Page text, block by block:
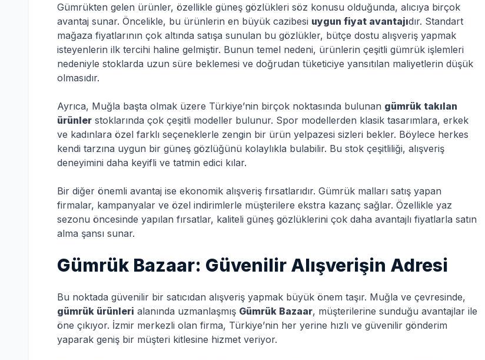
Gümrükten gelen ürünler, özellikle güneş gözlükleri söz konusu olduğunda, alıcıya birçok
avantaj sunar. Öncelikle, bu ürünlerin en büyük cazibesi uygun fiyat avantajıdır. Standart
mağaza fiyatlarının çok altında satışa sunulan bu gözlükler, bütçe dostu alışveriş yapmak
isteyenlerin ilk tercihi haline gelmiştir. Bunun temel nedeni, ürünlerin çeşitli gümrük işlemleri
nedeniyle stoklarda uzun süre beklemesi ve doğrudan tüketiciye yansıtılan maliyetlerin düşük
olmasıdır.
Ayrıca, Muğla başta olmak üzere Türkiye’nin birçok noktasında bulunan gümrük takılan
ürünler stoklarında çok çeşitli modeller bulunur. Spor modellerden klasik tasarımlara, erkek
ve kadınlara özel farklı seçeneklerle zengin bir ürün yelpazesi sizleri bekler. Böylece herkes
kendi tarzına uygun bir güneş gözlüğünü kolaylıkla bulabilir. Bu stok çeşitliliği, alışveriş
deneyimini daha keyifli ve tatmin edici kılar.
Bir diğer önemli avantaj ise ekonomik alışveriş fırsatlarıdır. Gümrük malları satış yapan
firmalar, kampanyalar ve özel indirimlerle müşterilere ekstra kazanç sağlar. Özellikle yaz
sezonu öncesinde yapılan fırsatlar, kaliteli güneş gözlüklerini çok daha avantajlı fiyatlarla satın
alma şansı sunar.
Gümrük Bazaar: Güvenilir Alışverişin Adresi
Bu noktada güvenilir bir satıcıdan alışveriş yapmak büyük önem taşır. Muğla ve çevresinde,
gümrük ürünleri alanında uzmanlaşmış Gümrük Bazaar, müşterilerine sunduğu avantajlar ile
öne çıkıyor. İzmir merkezli olan firma, Türkiye’nin her yerine hızlı ve güvenilir gönderim
yaparak geniş bir müşteri kitlesine hizmet veriyor.